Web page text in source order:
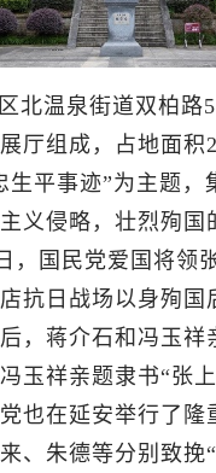
北温泉街道双柏路
厅组成，占地面积
生平事迹”为主题，
义侵略，壮烈殉国
，国民党爱国将领
抗日战场以身殉国
，蒋介石和冯玉祥
玉祥亲题隶书“张
也在延安举行了隆
、朱德等分别致挽